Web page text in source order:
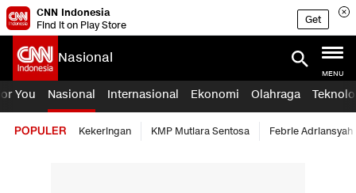
CNN Indonesia
Find it on Play Store
Get
Nasional
MENU
You Nasional Internasional Ekonomi Olahraga
POPULER Kekeringan KMP Mutiara Sentosa Febrie Adriansyah